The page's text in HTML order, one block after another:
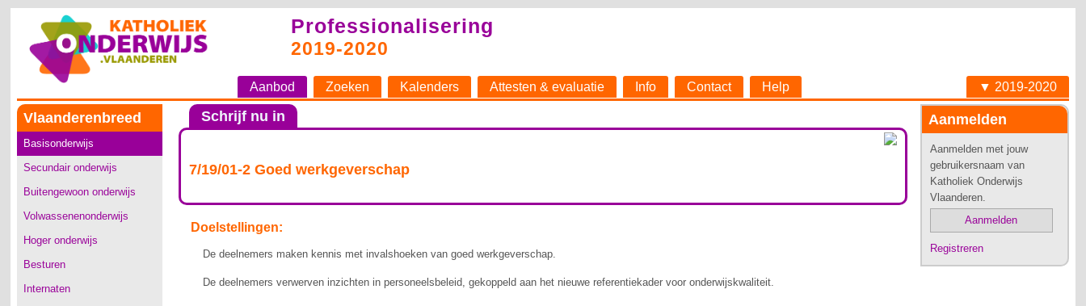
Professionalisering
2019-2020
Aanbod Zoeken Kalenders Attesten & evaluatie Info Contact Help ▼ 2019-2020
Vlaanderenbreed
Basisonderwijs
Secundair onderwijs
Buitengewoon onderwijs
Volwassenenonderwijs
Hoger onderwijs
Besturen
Internaten
Aanmelden
Aanmelden met jouw
gebruikersnaam van
Katholiek Onderwijs
Vlaanderen.
Aanmelden
Registreren
Schrijf nu in
7/19/01-2 Goed werkgeverschap
Doelstellingen:
De deelnemers maken kennis met invalshoeken van goed werkgeverschap.
De deelnemers verwerven inzichten in personeelsbeleid, gekoppeld aan het nieuwe referentiekader voor onderwijskwaliteit.